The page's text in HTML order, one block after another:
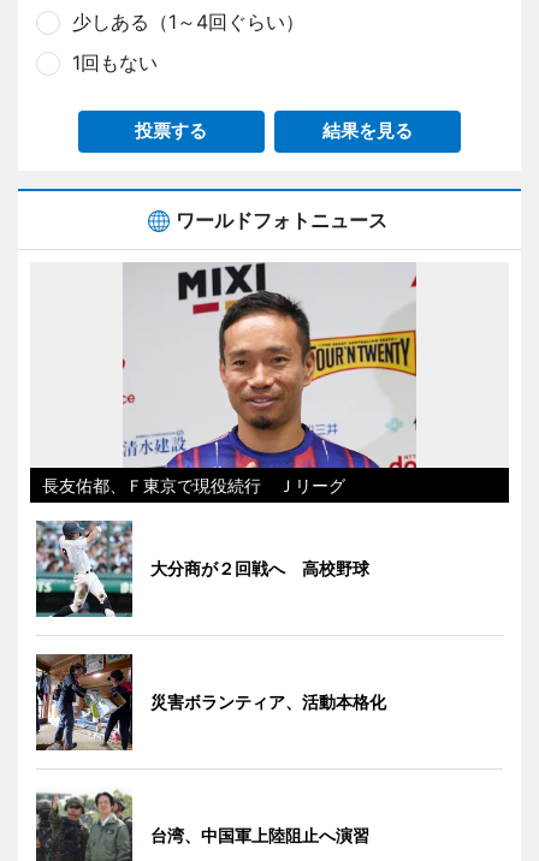
少しある（1～4回ぐらい）
1回もない
投票する 結果を見る
ワールドフォトニュース
長友佑都、Ｆ東京で現役続行 Ｊリーグ
大分商が２回戦へ 高校野球
災害ボランティア、活動本格化
台湾、中国軍上陸阻止へ演習